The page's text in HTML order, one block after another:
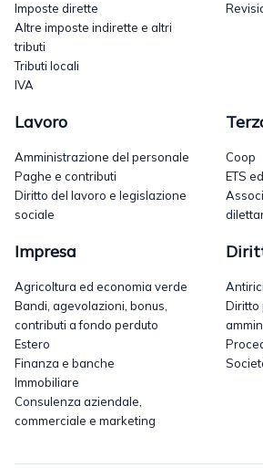
Imposte dirette
Altre imposte indirette e altri
tributi
Tributi locali
IVA
Lavoro
Amministrazione del personale
Paghe e contributi
Diritto del lavoro e legislazione
sociale
Coop
ETS
Impresa
Agricoltura ed economia verde
Bandi, agevolazioni, bonus,
contributi a fondo perduto
Estero
Finanza e banche
Immobiliare
Consulenza aziendale,
commerciale e marketing
Diritto